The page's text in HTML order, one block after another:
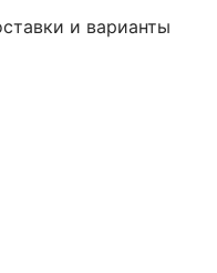
и варианты